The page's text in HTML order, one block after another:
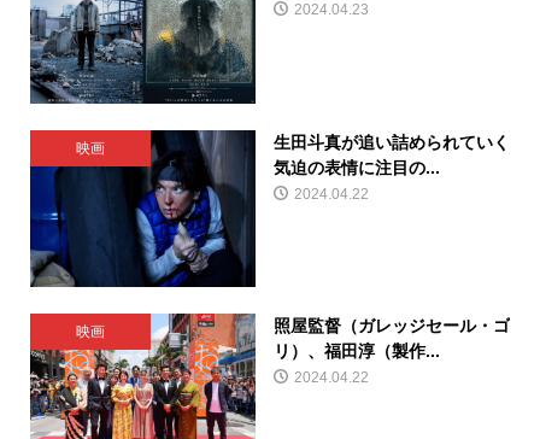
2024.04.23
映画
生田斗真が追い詰められていく
気迫の表情に注目の...
2024.04.22
映画
照屋監督（ガレッジセール・ゴ
リ）、福田淳（製作...
2024.04.22